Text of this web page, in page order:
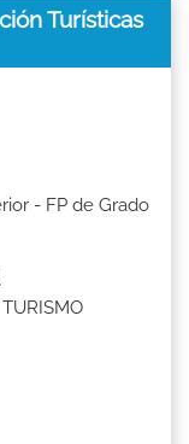
Turísticas
- FP de Grado